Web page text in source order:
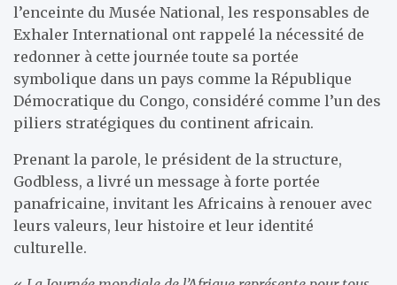
l’enceinte du Musée National, les responsables de
Exhaler International ont rappelé la nécessité de
redonner à cette journée toute sa portée
symbolique dans un pays comme la République
Démocratique du Congo, considéré comme l’un des
piliers stratégiques du continent africain.
Prenant la parole, le président de la structure,
Godbless, a livré un message à forte portée
panafricaine, invitant les Africains à renouer avec
leurs valeurs, leur histoire et leur identité
culturelle.